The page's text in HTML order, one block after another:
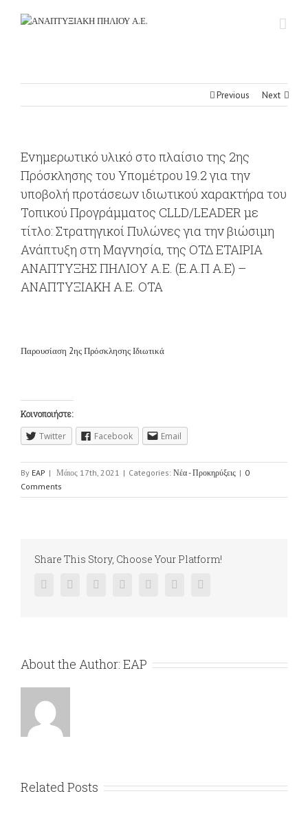
Previous Next
Ενημερωτικό υλικό στο πλαίσιο της 2ης
Πρόσκλησης του Υπομέτρου 19.2 για την
υποβολή προτάσεων ιδιωτικού χαρακτήρα του
Τοπικού Προγράμματος CLLD/LEADER με
τίτλο: Στρατηγικοί Πυλώνες για την βιώσιμη
Ανάπτυξη στη Μαγνησία, της ΟΤΔ ΕΤΑΙΡΙΑ
ΑΝΑΠΤΥΞΗΣ ΠΗΛΙΟΥ Α.Ε. (Ε.Α.Π Α.Ε) –
ΑΝΑΠΤΥΞΙΑΚΗ Α.Ε. ΟΤΑ
Παρουσίαση 2ης Πρόσκλησης Ιδιωτικά
Κοινοποιήστε:
Twitter Facebook Email
By EAP | Μάιος 17th, 2021 | Categories: Νέα - Προκηρύξεις | 0
Comments
Share This Story, Choose Your Platform!
FacebookTwitter LinkedinReddit Google+Pinterest
About the Author: EAP
Related Posts